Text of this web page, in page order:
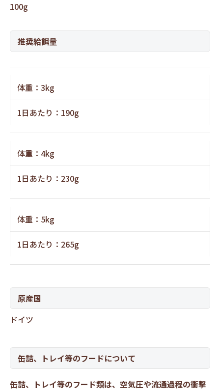
100g
推奨給餌量
体重：3kg
1日あたり：190g
体重：4kg
1日あたり：230g
体重：5kg
1日あたり：265g
原産国
ドイツ
缶詰、トレイ等のフードについて
缶詰、トレイ等のフード類は、空気圧や流通過程の衝撃